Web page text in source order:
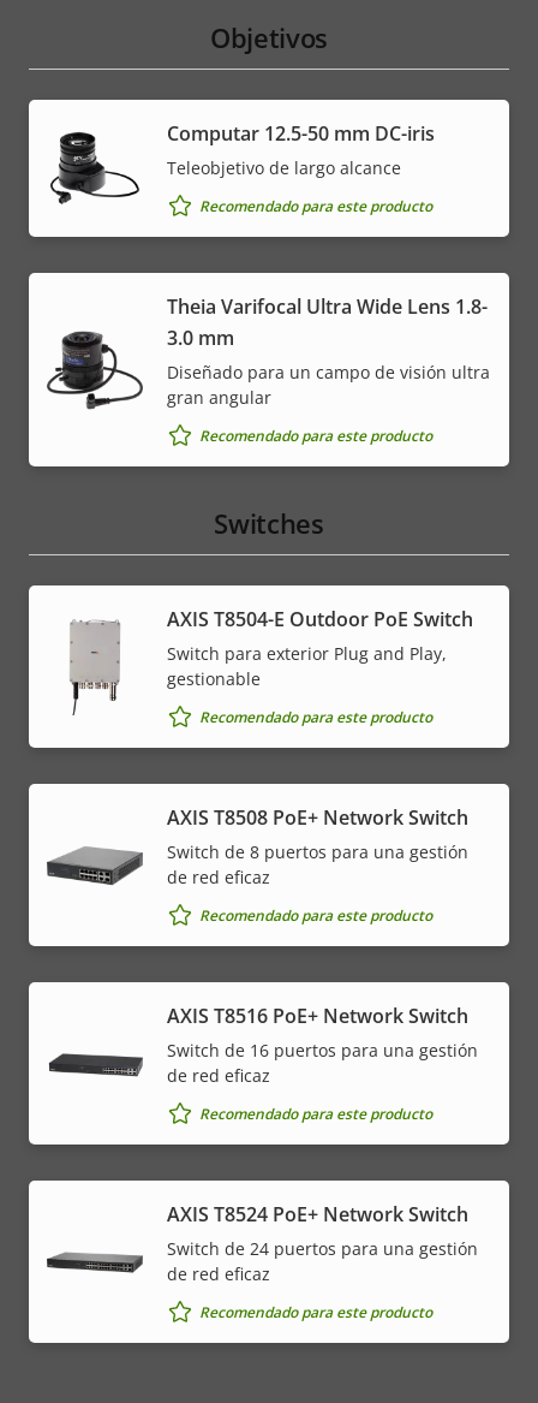
Objetivos
Computar 12.5-50 mm DC-iris
Teleobjetivo de largo alcance
Recomendado para este producto
Theia Varifocal Ultra Wide Lens 1.8-
3.0 mm
Diseñado para un campo de visión ultra
gran angular
Recomendado para este producto
Switches
AXIS T8504-E Outdoor PoE Switch
Switch para exterior Plug and Play,
gestionable
Recomendado para este producto
AXIS T8508 PoE+ Network Switch
Switch de 8 puertos para una gestión
de red eficaz
Recomendado para este producto
AXIS T8516 PoE+ Network Switch
Switch de 16 puertos para una gestión
de red eficaz
Recomendado para este producto
AXIS T8524 PoE+ Network Switch
Switch de 24 puertos para una gestión
de red eficaz
Recomendado para este producto